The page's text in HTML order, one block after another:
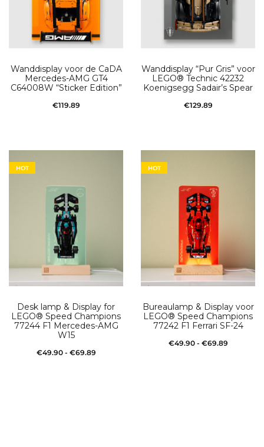
Wanddisplay voor de CaDA
Mercedes-AMG GT4
C64008W “Sticker Edition”
€119.89
Wanddisplay “Pur Gris” voor
LEGO® Technic 42232
Koenigsegg Sadair’s Spear
€129.89
HOT
Desk lamp & Display for
LEGO® Speed Champions
77244 F1 Mercedes-AMG
W15
€49.90 - €69.89Prijsklasse:
HOT
Bureaulamp & Display voor
LEGO® Speed Champions
77242 F1 Ferrari SF-24
€49.90 - €69.89Prijsklasse: